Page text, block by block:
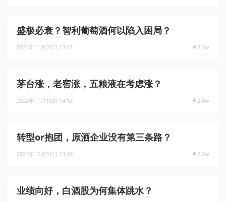
盛极必衰？智利葡萄酒何以陷入困局？
2023年11月28日 13:27 3.2w
茅台涨，老窖涨，五粮液在考虑涨？
2023年11月10日 14:13 2.6w
转型or抱团，原酒企业没有第三条路？
2023年10月31日 13:19 2.2w
业绩向好，白酒股为何集体跳水？